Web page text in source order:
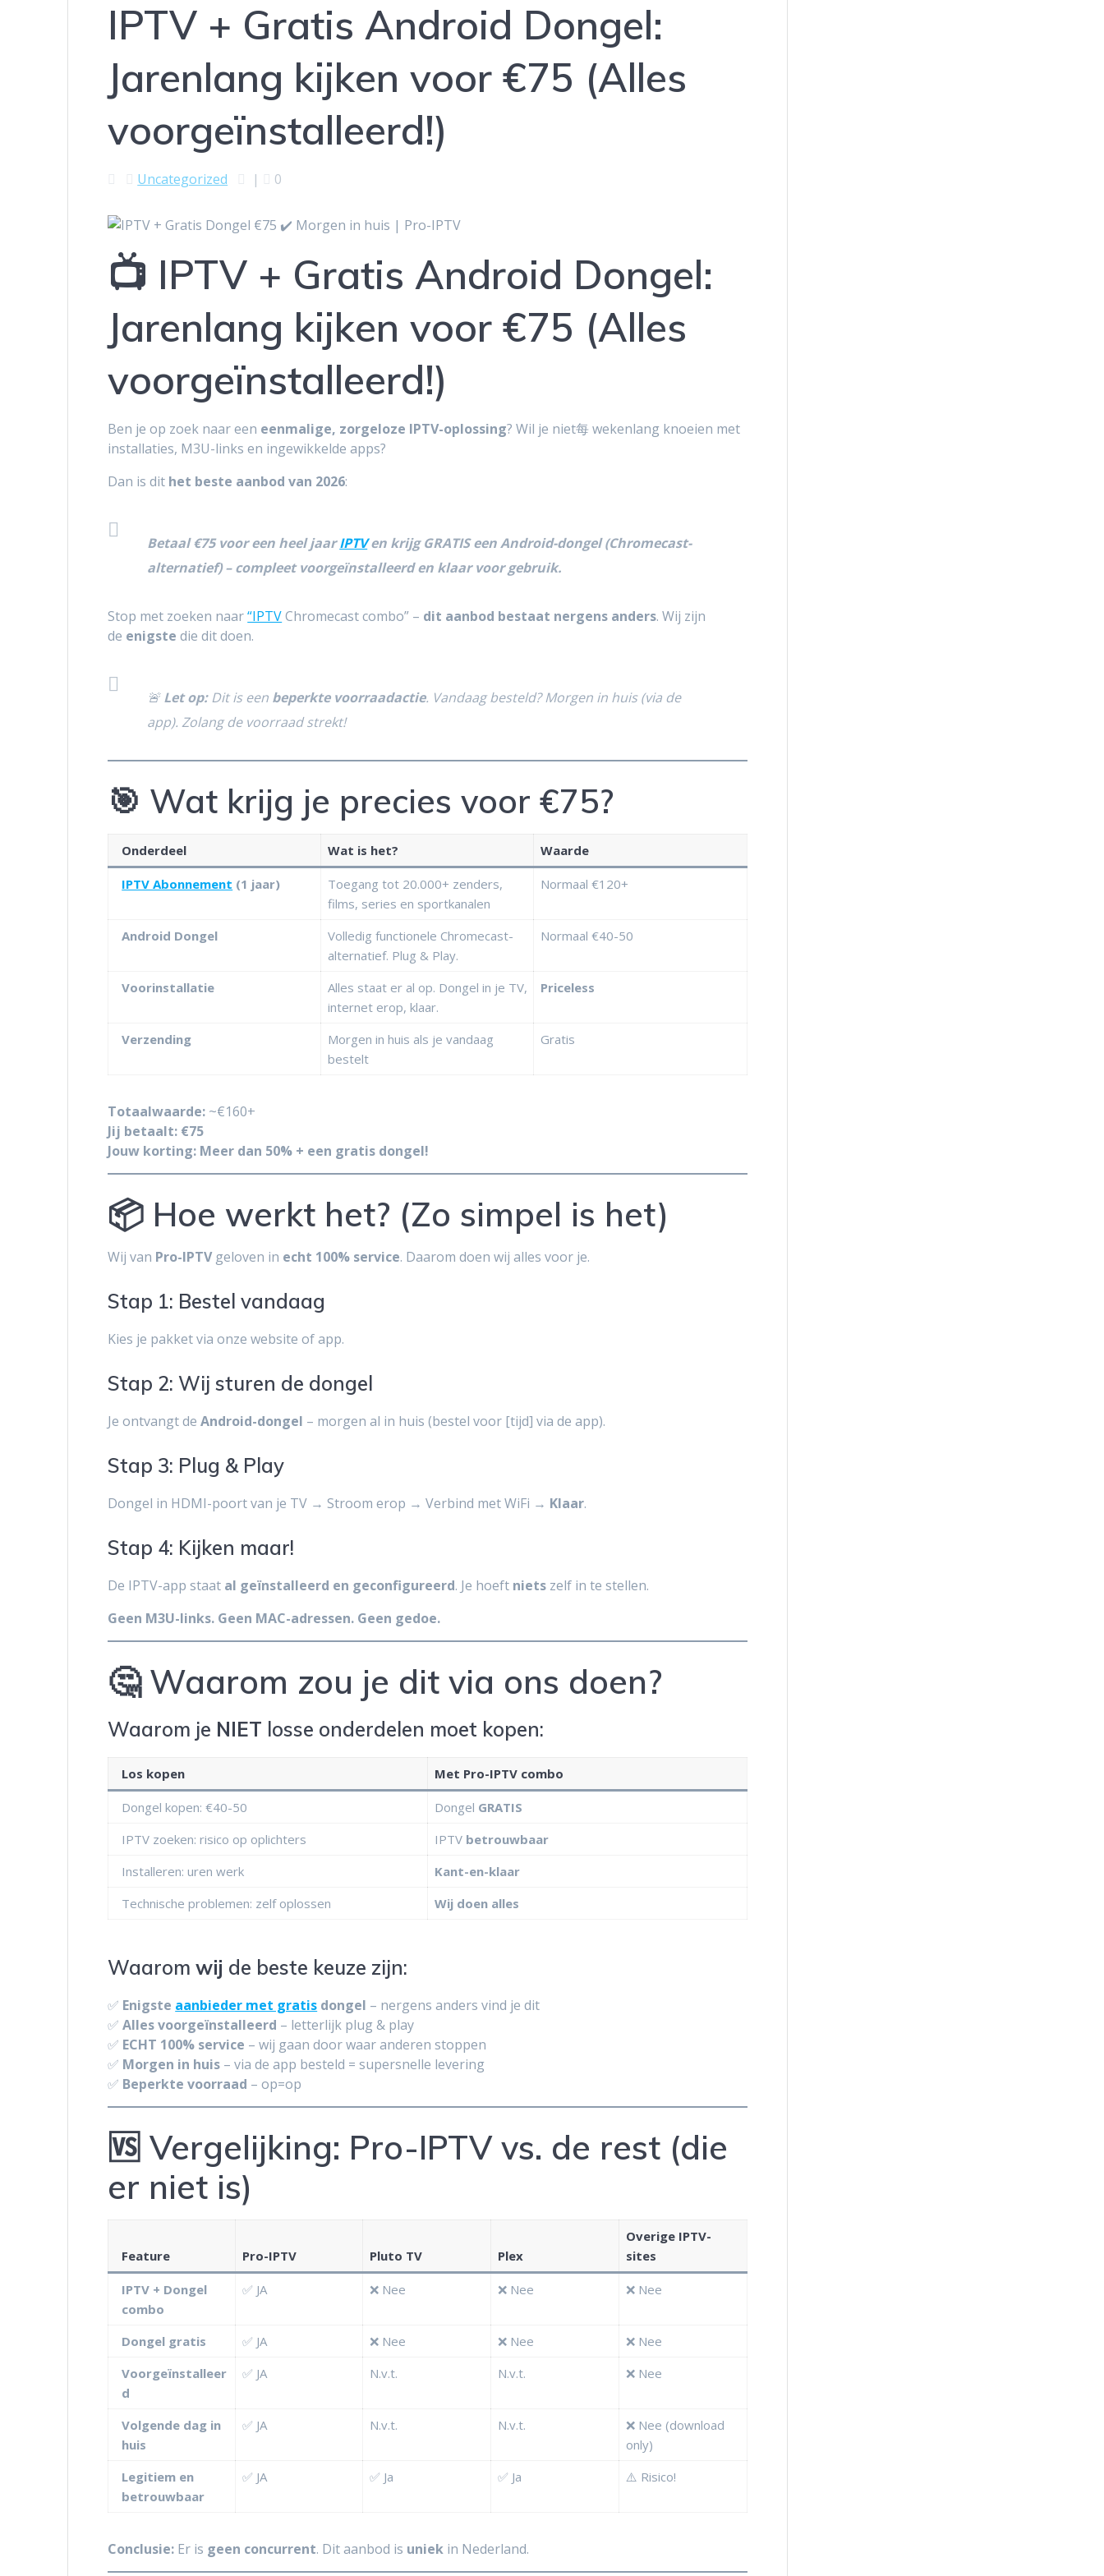
IPTV + Gratis Android Dongel:
Jarenlang kijken voor €75 (Alles
voorgeïnstalleerd!)
Uncategorized | 0
📺 IPTV + Gratis Android Dongel:
Jarenlang kijken voor €75 (Alles
voorgeïnstalleerd!)
Ben je op zoek naar een eenmalige, zorgeloze IPTV-oplossing? Wil je niet每 wekenlang knoeien met
installaties, M3U-links en ingewikkelde apps?
Dan is dit het beste aanbod van 2026:
Betaal €75 voor een heel jaarIPTVen krijg GRATIS een Android-dongel (Chromecast-
alternatief) – compleet voorgeïnstalleerd en klaar voor gebruik.
Stop met zoeken naar“IPTVChromecast combo” – dit aanbod bestaat nergens anders. Wij zijn
de enigste die dit doen.
🚨Let op:Dit is een beperkte voorraadactie. Vandaag besteld? Morgen in huis (via de
app). Zolang de voorraad strekt!
🎯 Wat krijg je precies voor €75?
Onderdeel Wat is het? Waarde
IPTV Abonnement (1 jaar)
Toegang tot 20.000+ zenders,
films, series en sportkanalen
Normaal €120+
Android Dongel
Volledig functionele Chromecast-
alternatief. Plug & Play.
Normaal €40-50
Voorinstallatie
Alles staat er al op. Dongel in je TV,
internet erop, klaar.
Priceless
Verzending
Morgen in huis als je vandaag
bestelt
Gratis
Totaalwaarde: ~€160+
Jij betaalt: €75
Jouw korting: Meer dan 50% + een gratis dongel!
📦 Hoe werkt het? (Zo simpel is het)
Wij van Pro-IPTVgeloven in echt 100% service. Daarom doen wij alles voor je.
Stap 1: Bestel vandaag
Kies je pakket via onze website of app.
Stap 2: Wij sturen de dongel
Je ontvangt deAndroid-dongel – morgen al in huis (bestel voor [tijd] via de app).
Stap 3: Plug & Play
Dongel in HDMI-poort van je TV → Stroom erop → Verbind met WiFi → Klaar.
Stap 4: Kijken maar!
De IPTV-app staat al geïnstalleerd en geconfigureerd. Je hoeft niets zelf in te stellen.
Geen M3U-links. Geen MAC-adressen. Geen gedoe.
🤔 Waarom zou je dit via ons doen?
Waarom je NIET losse onderdelen moet kopen:
Los kopen Met Pro-IPTV combo
Dongel kopen: €40-50 Dongel GRATIS
IPTV zoeken: risico op oplichters
IPTV betrouwbaar
Installeren: uren werk
Kant-en-klaar
Technische problemen: zelf oplossen
Wij doen alles
Waaromwij de beste keuze zijn:
✅ Enigste aanbieder met gratis dongel – nergens anders vind je dit
✅Alles voorgeïnstalleerd – letterlijk plug & play
✅ ECHT 100% service – wij gaan door waar anderen stoppen
✅ Morgen in huis – via de app besteld = supersnelle levering
✅ Beperkte voorraad – op=op
🆚 Vergelijking: Pro-IPTV vs. de rest (die
er niet is)
Feature Pro-IPTV Pluto TV Plex
Overige IPTV-
sites
IPTV + Dongel
combo
✅ JA ❌ Nee ❌ Nee ❌ Nee
Dongel gratis ✅ JA ❌ Nee ❌ Nee
❌ Nee
Voorgeïnstalleer
d
✅ JA N.v.t. N.v.t. ❌ Nee
Volgende dag in
huis
✅ JA N.v.t. N.v.t.
❌ Nee (download
only)
Legitiem en
betrouwbaar
✅ JA ✅ Ja ✅ Ja ⚠️ Risico!
Conclusie: Er is geen concurrent. Dit aanbod is uniek in Nederland.